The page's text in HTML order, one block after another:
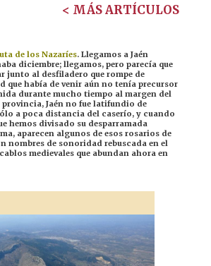
< MÁS ARTÍCULOS
de los Nazaríes. Llegamos a Jaén
diciembre; llegamos, pero parecía que
junto al desfiladero que rompe de
que había de venir aún no tenía precursor
durante mucho tiempo al margen del
Jaén no fue latifundio de
a poca distancia del caserío, y cuando
hemos divisado su desparramada
aparecen algunos de esos rosarios de
nombres de sonoridad rebuscada en el
medievales que abundan ahora en